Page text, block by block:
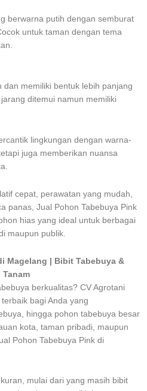
berwarna putih dengan semburat
untuk taman dengan tema
memiliki bentuk lebih panjang
ditemui namun memiliki
lingkungan dengan warna-
juga memberikan nuansa
cepat, perawatan yang mudah,
panas, Jual Pohon Tabebuya Pink
hias yang ideal untuk berbagai
maupun publik.
Magelang | Bibit Tabebuya &
Tanam
berkualitas? CV Agrotani
bagi Anda yang
hingga pohon tabebuya besar
kota, taman pribadi, maupun
Pohon Tabebuya Pink di
mulai dari yang masih bibit